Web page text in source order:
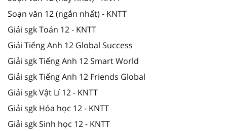
Soạn văn 12 (ngắn nhất) - KNTT
Giải sgk Toán 12 - KNTT
Giải Tiếng Anh 12 Global Success
Giải sgk Tiếng Anh 12 Smart World
Giải sgk Tiếng Anh 12 Friends Global
Giải sgk Vật Lí 12 - KNTT
Giải sgk Hóa học 12 - KNTT
Giải sgk Sinh học 12 - KNTT